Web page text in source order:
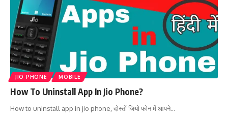
JIO PHONE MOBILE
How To Uninstall App In Jio Phone?
How to uninstall app in jio phone, दोस्तों जियो फोन में आपने…